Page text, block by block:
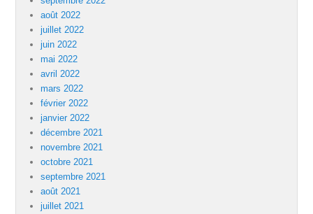
août 2022
juillet 2022
juin 2022
mai 2022
avril 2022
mars 2022
février 2022
janvier 2022
décembre 2021
novembre 2021
octobre 2021
septembre 2021
août 2021
juillet 2021